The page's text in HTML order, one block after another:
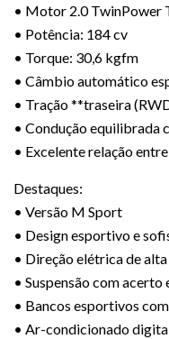
• Motor 2.0 TwinPower
• Potência: 184 cv
• Torque: 30,6 kgfm
• Câmbio automático
• Tração **traseira
• Condução equilibrada
• Excelente relação
Destaques:
• Versão M Sport
• Design esportivo e
• Direção elétrica de
• Suspensão com
• Bancos esportivos
• Ar-condicionado